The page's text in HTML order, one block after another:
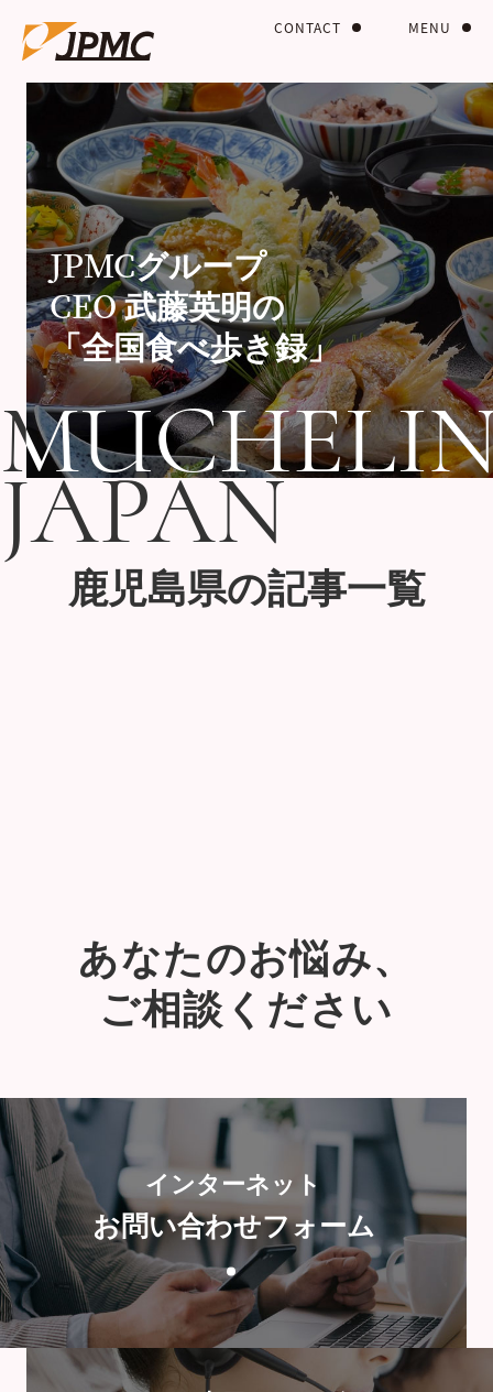
MENU
CONTACT
JPMCグループ
CEO 武藤英明の
「全国食べ歩き録」
JAPAN
JAPAN
鹿児島県の記事一覧
あなたのお悩み、
ご相談ください
インターネット
お問い合わせフォーム